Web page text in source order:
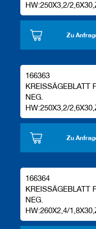
HW:250X3,2/
Zu
166363
KREISSÄGEBLATT
NEG.
HW:250X3,2/
Zu
166364
KREISSÄGEBLATT
NEG.
HW:260X2,4/